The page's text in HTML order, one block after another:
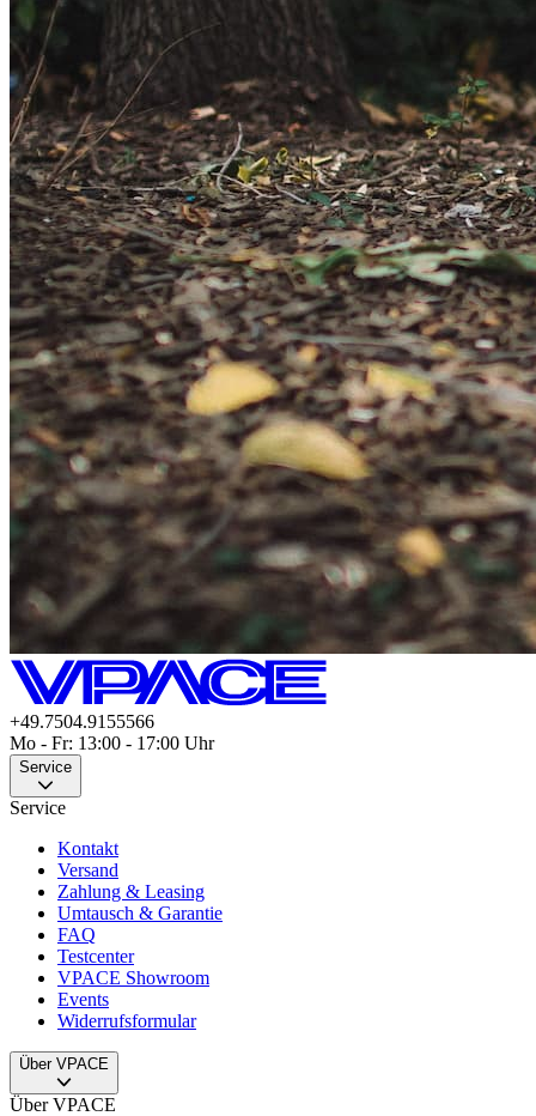
+49.7504.9155566
Mo - Fr: 13:00 - 17:00 Uhr
Service
Service
Kontakt
Versand
Zahlung & Leasing
Umtausch & Garantie
FAQ
Testcenter
VPACE Showroom
Events
Widerrufsformular
Über VPACE
Über VPACE